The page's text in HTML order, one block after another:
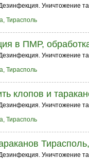
Уничтожение
Тирасполь
в ПМР,
Уничтожение
Тирасполь
клопов и
Уничтожение
Тирасполь
Уничтожение